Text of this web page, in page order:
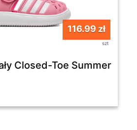
116.99 zł
szt
Closed-Toe Summer